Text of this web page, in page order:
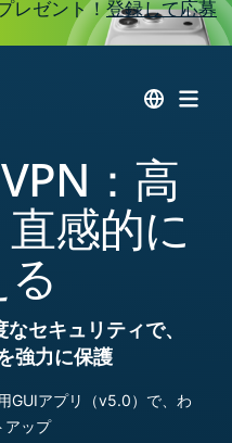
レゼント！登録して応募
：高
感的に
セキュリティで、
強力に保護
GUIアプリ（v5.0）で、わ
アップ